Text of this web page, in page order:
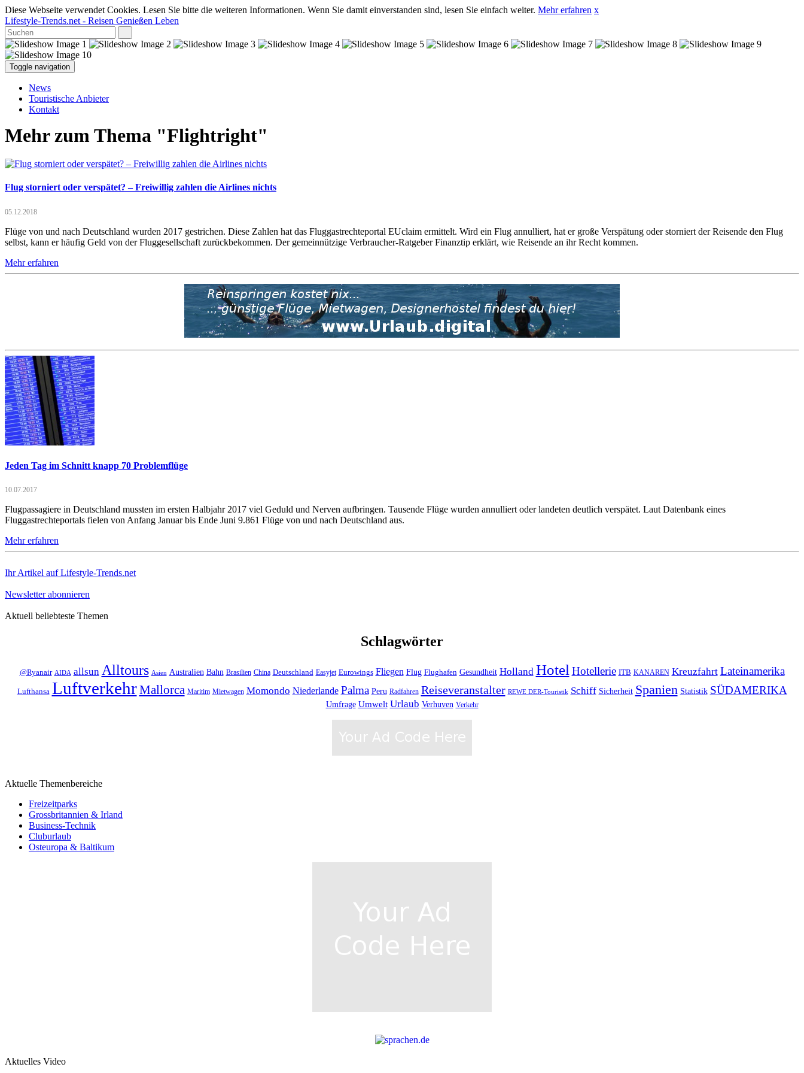
Diese Webseite verwendet Cookies. Lesen Sie bitte die weiteren Informationen. Wenn Sie damit einverstanden sind, lesen Sie einfach weiter. Mehr erfahren x
Lifestyle-Trends.net - Reisen Genießen Leben
Toggle navigation
News
Touristische Anbieter
Kontakt
Mehr zum Thema "Flightright"
Flug storniert oder verspätet? – Freiwillig zahlen die Airlines nichts
05.12.2018
Flüge von und nach Deutschland wurden 2017 gestrichen. Diese Zahlen hat das Fluggastrechteportal EUclaim ermittelt. Wird ein Flug annulliert, hat er große Verspätung oder storniert der Reisende den Flug
selbst, kann er häufig Geld von der Fluggesellschaft zurückbekommen. Der gemeinnützige Verbraucher-Ratgeber Finanztip erklärt, wie Reisende an ihr Recht kommen.
Mehr erfahren
Jeden Tag im Schnitt knapp 70 Problemflüge
10.07.2017
Flugpassagiere in Deutschland mussten im ersten Halbjahr 2017 viel Geduld und Nerven aufbringen. Tausende Flüge wurden annulliert oder landeten deutlich verspätet. Laut Datenbank eines
Fluggastrechteportals fielen von Anfang Januar bis Ende Juni 9.861 Flüge von und nach Deutschland aus.
Mehr erfahren
Ihr Artikel auf Lifestyle-Trends.net
Newsletter abonnieren
Aktuell beliebteste Themen
Schlagwörter
@Ryanair AIDA allsun Alltours Asien Australien Bahn Brasilien China Deutschland Easyjet Eurowings Fliegen Flug Flughafen Gesundheit Holland Hotel Hotellerie ITB KANAREN Kreuzfahrt Lateinamerika
Lufthansa LuftverkehrMallorca Maritim Mietwagen Momondo Niederlande Palma Peru Radfahren Reiseveranstalter REWE DER-Touristik Schiff Sicherheit Spanien Statistik SÜDAMERIKA
Umfrage Umwelt Urlaub Verhuven Verkehr
Aktuelle Themenbereiche
Freizeitparks
Grossbritannien & Irland
Business-Technik
Cluburlaub
Osteuropa & Baltikum
Aktuelles Video